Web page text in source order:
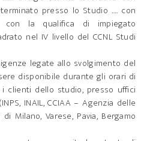
presso lo Studio …. con
la qualifica di impiegato
nel IV livello del CCNL Studi
legate allo svolgimento del
disponibile durante gli orari di
clienti dello studio, presso uffici
INAIL, CCIAA – Agenzia delle
Milano, Varese, Pavia, Bergamo